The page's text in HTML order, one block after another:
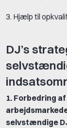
3. Hjælp til
DJ’s
1. Forbedring
selvstændige